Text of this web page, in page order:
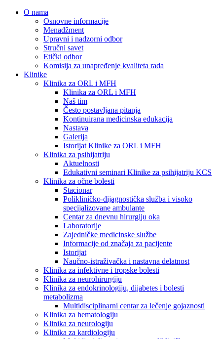
O nama
Osnovne informacije
Menadžment
Upravni i nadzorni odbor
Stručni savet
Etički odbor
Komisija za unapređenje kvaliteta rada
Klinike
Klinika za ORL i MFH
Klinika za ORL i MFH
Naš tim
Često postavljana pitanja
Kontinuirana medicinska edukacija
Nastava
Galerija
Istorijat Klinike za ORL i MFH
Klinika za psihijatriju
Aktuelnosti
Edukativni seminari Klinike za psihijatriju KCS
Klinika za očne bolesti
Stacionar
Polikliničko-dijagnostička služba i visoko
specijalizovane ambulante
Centar za dnevnu hirurgiju oka
Laboratorije
Zajedničke medicinske službe
Informacije od značaja za pacijente
Istorijat
Naučno-istraživačka i nastavna delatnost
Klinika za infektivne i tropske bolesti
Klinika za neurohirurgiju
Klinika za endokrinologiju, dijabetes i bolesti
metabolizma
Multidisciplinarni centar za lečenje gojaznosti
Klinika za hematologiju
Klinika za neurologiju
Klinika za kardiologiju